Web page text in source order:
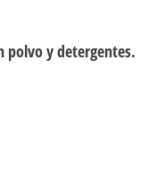
polvo y detergentes.